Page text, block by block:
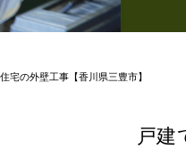
宅の外壁工事【香川県三豊市】
戸建